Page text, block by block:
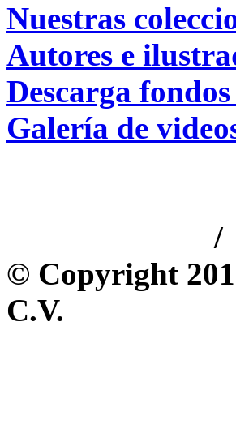
Nuestras
Autores e
Descarga
Galería de
/
© Copyright
C.V.